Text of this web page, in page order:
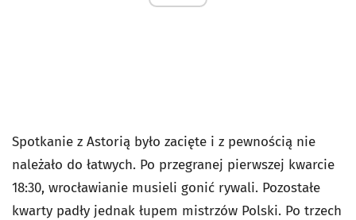
Spotkanie z Astorią było zacięte i z pewnością nie
należało do łatwych. Po przegranej pierwszej kwarcie
18:30, wrocławianie musieli gonić rywali. Pozostałe
kwarty padły jednak łupem mistrzów Polski. Po trzech